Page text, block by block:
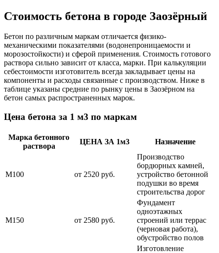
Стоимость бетона в городе Заозёрный
Бетон по различным маркам отличается физико-
механическими показателями (водонепроницаемости и
морозостойкости) и сферой применения. Стоимость готового
раствора сильно зависит от класса, марки. При калькуляции
себестоимости изготовитель всегда закладывает цены на
компоненты и расходы связанные с производством. Ниже в
таблице указаны средние по рынку цены в Заозёрном на
бетон самых распространенных марок.
Цена бетона за 1 м3 по маркам
Марка бетонного
раствора
ЦЕНА ЗА 1м3 Назначение
М100 от 2520 руб.
Производство
бордюрных камней,
устройство бетонной
подушки во время
строительства дорог
М150 от 2580 руб.
Фундамент
одноэтажных
строений или террас
(черновая работа),
обустройство полов
Изготовление